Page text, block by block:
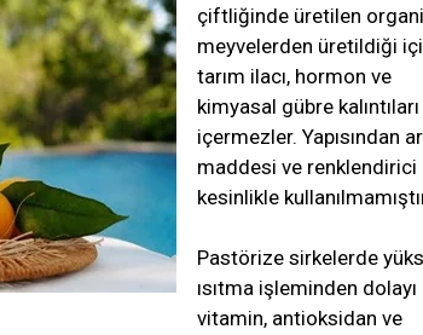
çiftliğinde üretilen
meyvelerden üretildiği
tarım ilacı, hormon ve
kimyasal gübre kalıntıları
içermezler. Yapısından
maddesi ve renklendirici
kesinlikle
Pastörize sirkelerde
ısıtma işleminden dolayı
vitamin, antioksidan ve